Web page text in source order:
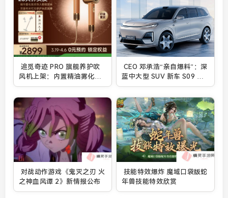
追觅奇迹 PRO 旗舰养护吹
风机上架：内置精油雾化
器，2899 元
CEO 邓承浩“亲自爆料”：深
蓝中大型 SUV 新车 S09 售
30 万-35 万元
对战动作游戏《鬼灭之刃 火
之神血风谭 2》新情报公布
技能特效爆炸 魔域口袋版蛇
年兽技能特效欣赏